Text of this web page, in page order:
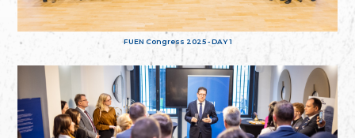
FUEN Congress 2025 - DAY 1